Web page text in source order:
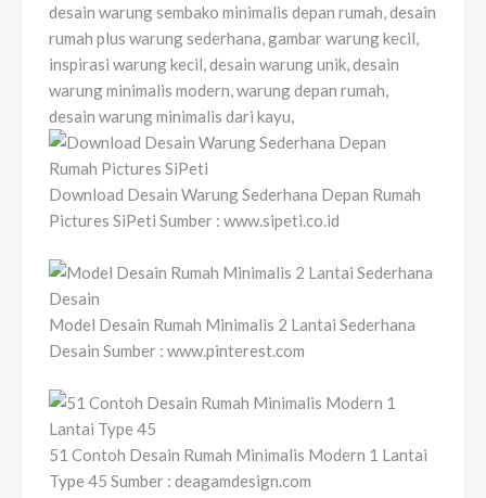
desain warung sembako minimalis depan rumah, desain
rumah plus warung sederhana, gambar warung kecil,
inspirasi warung kecil, desain warung unik, desain
warung minimalis modern, warung depan rumah,
desain warung minimalis dari kayu,
Download Desain Warung Sederhana Depan Rumah
Pictures SiPeti Sumber : www.sipeti.co.id
Model Desain Rumah Minimalis 2 Lantai Sederhana
Desain Sumber : www.pinterest.com
51 Contoh Desain Rumah Minimalis Modern 1 Lantai
Type 45 Sumber : deagamdesign.com